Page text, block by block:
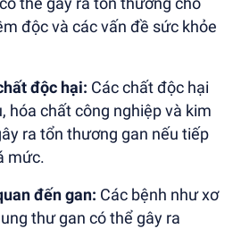
độc và các vấn đề sức khỏe
độc hại: Các chất độc hại
hóa chất công nghiệp và kim
ra tổn thương gan nếu tiếp
mức.
đến gan: Các bệnh như xơ
thư gan có thể gây ra